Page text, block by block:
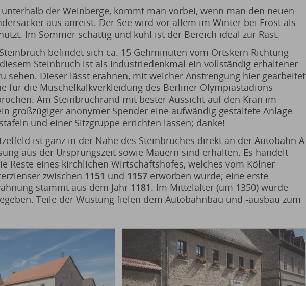
unterhalb der Weinberge, kommt man vorbei, wenn man den neuen
aus anreist. Der See wird vor allem im Winter bei Frost als
Im Sommer schattig und kühl ist der Bereich ideal zur Rast.
befindet sich ca. 15 Gehminuten vom Ortskern Richtung
Steinbruch ist als Industriedenkmal ein vollständig erhaltener
sehen. Dieser lässt erahnen, mit welcher Anstrengung hier gearbeitet
für die Muschelkalkverkleidung des Berliner Olympiastadions
Am Steinbruchrand mit bester Aussicht auf den Kran im
großzügiger anonymer Spender eine aufwändig gestaltete Anlage
und einer Sitzgruppe errichten lassen; danke!
ist ganz in der Nähe des Steinbruches direkt an der Autobahn A
aus der Ursprungszeit sowie Mauern sind erhalten. Es handelt
Reste eines kirchlichen Wirtschaftshofes, welches vom Kölner
zwischen 1151 und 1157 erworben wurde; eine erste
stammt aus dem Jahr 1181. Im Mittelalter (um 1350) wurde
Teile der Wüstung fielen dem Autobahnbau und -ausbau zum